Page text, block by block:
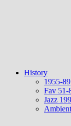
History
1955-89
Fav 51-
Jazz